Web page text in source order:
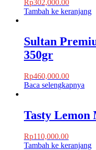
Rp302,000.00
Tambah ke keranjang
Sultan
350gr
Rp460,000.00
Baca selengkapnya
Tasty Lemon
Rp110,000.00
Tambah ke keranjang